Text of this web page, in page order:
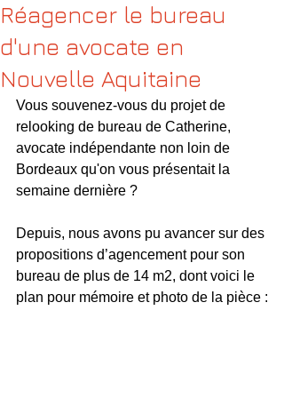
Réagencer le bureau
d'une avocate en
Nouvelle Aquitaine
Vous souvenez-vous du projet de
relooking de bureau de Catherine,
avocate indépendante non loin de
Bordeaux qu'on vous présentait la
semaine dernière ?
Depuis, nous avons pu avancer sur des
propositions d’agencement pour son
bureau de plus de 14 m2, dont voici le
plan pour mémoire et photo de la pièce :